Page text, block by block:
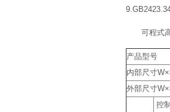
可程式
产品型号
内部尺寸
外部尺寸
控